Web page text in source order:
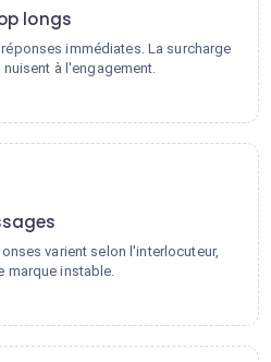
longs
immédiates. La surcharge
à l'engagement.
varient selon l'interlocuteur,
marque instable.